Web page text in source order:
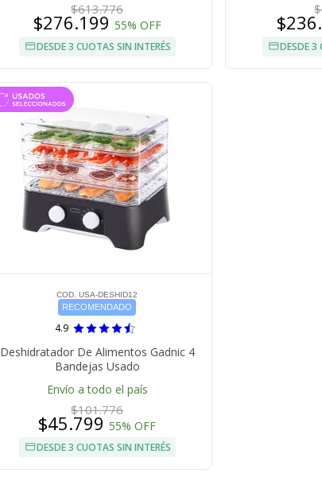
$613.776
$276.199 55% OFF
DESDE 3 CUOTAS SIN INTERÉS DESDE 3
COD. USA-DESHID12
RECOMENDADO
4.9
Deshidratador De Alimentos Gadnic 4
Bandejas Usado
Envío a todo el país
$101.776
$45.799 55% OFF
DESDE 3 CUOTAS SIN INTERÉS